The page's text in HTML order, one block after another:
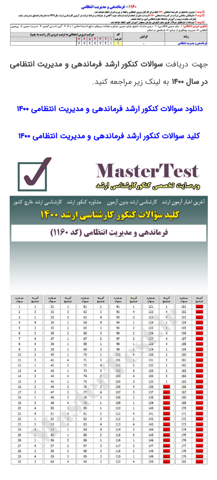
جهت دریافتسوالات کنکور ارشد فرماندهی و مدیریت انتظامی
در سال ۱۴۰۰
به لینک زیر مراجعه کنید.
دانلود سوالات کنکور ارشد فرماندهی و مدیریت انتظامی ۱۴۰۰
کلید سوالات کنکور ارشد فرماندهی و مدیریت انتظامی ۱۴۰۰